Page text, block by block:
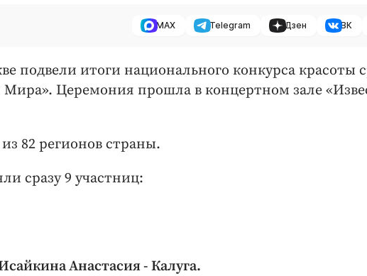
MAX Telegram Дзен ВК
подвели итоги национального конкурса красоты
Церемония прошла в концертном зале
82 регионов страны.
сразу 9 участниц:
Анастасия - Калуга.